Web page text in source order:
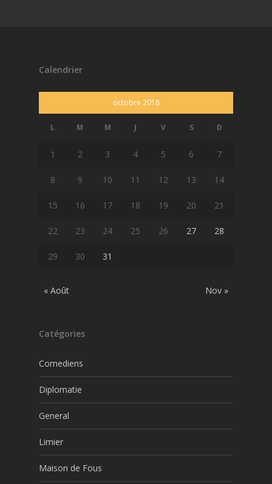
Calendrier
octobre 2018
L M M J V S D
1 2 3 4 5 6 7
8 9 10 11 12 13 14
15 16 17 18 19 20 21
22 23 24 25 26 27 28
29 30 31
« Août Nov »
Catégories
Comediens
Diplomatie
General
Limier
Maison de Fous